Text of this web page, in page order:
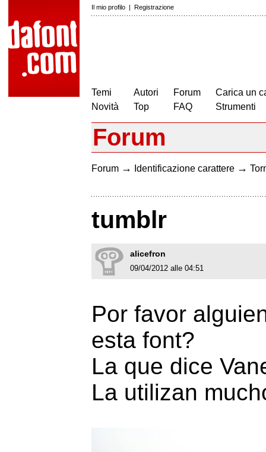
Il mio profilo | Registrazione
Temi
Novità
Autori
Top
Forum
FAQ
Carica un
Strumenti
Forum
Forum → Identificazione carattere →
tumblr
alicefron
09/04/2012 alle 04:51
Por favor
esta font?
La que dice
La utilizan